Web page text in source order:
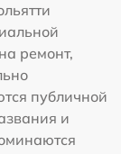
ремонт,
публичной
и